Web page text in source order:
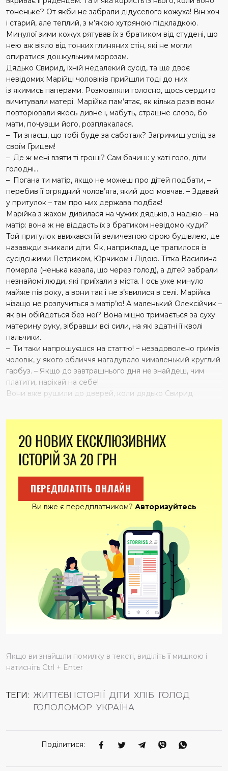
тоненьке? От якби не забрали дідусевого кожуха! Він хоч
і старий, але теплий, з м’якою хутряною підкладкою.
Минулої зими кожух рятував їх з братиком від студені, що
нею аж віяло від тонких глиняних стін, які не могли
опиратися дошкульним морозам.
Дядько Свирид, їхній недалекий сусід, та ще двоє
невідомих Марійці чоловіків прийшли тоді до них
із якимись паперами. Розмовляли голосно, щось сердито
вичитували матері. Марійка пам’ятає, як кілька разів вони
повторювали якесь дивне і, мабуть, страшне слово, бо
мати, почувши його, розплакалася.
– Ти знаєш, що тобі буде за саботаж? Загримиш услід за
своїм Грицем!
– Де ж мені взяти ті гроші? Сам бачиш: у хаті голо, діти
голодні…
– Погана ти матір, якщо не можеш про дітей подбати, –
перебив її огрядний чолов’яга, який досі мовчав. – Здавай
у притулок – там про них держава подбає!
Марійка з жахом дивилася на чужих дядьків, з надією – на
матір: вона ж не віддасть їх з братиком невідомо куди?
Той притулок ввижався їй величезною сірою будівлею, де
назавжди зникали діти. Як, наприклад, це трапилося із
сусідськими Петриком, Юрчиком і Лідою. Тітка Василина
померла (ненька казала, що через голод), а дітей забрали
незнайомі люди, які приїхали з міста. І ось уже минуло
майже пів року, а вони так і не з’явилися в селі. Марійка
нізащо не розлучиться з матір’ю! А маленький Олексійчик –
як він обійдеться без неї? Вона міцно тримається за суху
материну руку, зібравши всі сили, на які здатні її кволі
пальчики.
– Ти таки напрошуєшся на статтю! – незадоволено гримів
чоловік, у якого обличчя нагадувало чималенький круглий
гарбуз. – Якщо до завтрашнього дня не знайдеш, чим
платити, нарікай на себе!
Вони вже рушили до дверей, коли дядько Свирид
Мати кинулася була до нього:
– Свириде, побійся Бога! Зима ж надворі, чим дітей
вкрию?
– Не потрібно було плодити їх, якщо навіть на ковдру не
спромоглися заробити!
Це вже пізніше Марійка дізнається, що той дядько Свирид
пов’язавши хустку іншому. Ото він і мстився їй за відмову.
Підло, звичайно, відіграватися на безневинних дітях, але
хіба це його хвилювало? Бездушною виявився він
людиною, зрештою, тільки й такі погоджувалися,
працювати в так званих комісіях, які ходили по хатах,
вимагаючи сплати непосильних податків від злиденних
голодних селян. Маєш кури, свині чи ні, а здати в державу
повинен і яйця, і м’ясо. Та що там говорити – селянин не
мав права на телятко від власної корови: його також
20 НОВИХ ЕКСКЛЮЗИВНИХ
ІСТОРІЙ ЗА 20 ГРН
ПЕРЕДПЛАТІТЬ ОНЛАЙН
Ви вже є передплатником? Авторизуйтесь
Якщо ви знайшли помилку в тексті, виділіть її мишкою і
натисніть Ctrl + Enter
ТЕГИ: ЖИТТЄВІ ІСТОРІЇ ДІТИ ХЛІБ ГОЛОД
ГОЛОЛОМОР УКРАЇНА
Поділитися: